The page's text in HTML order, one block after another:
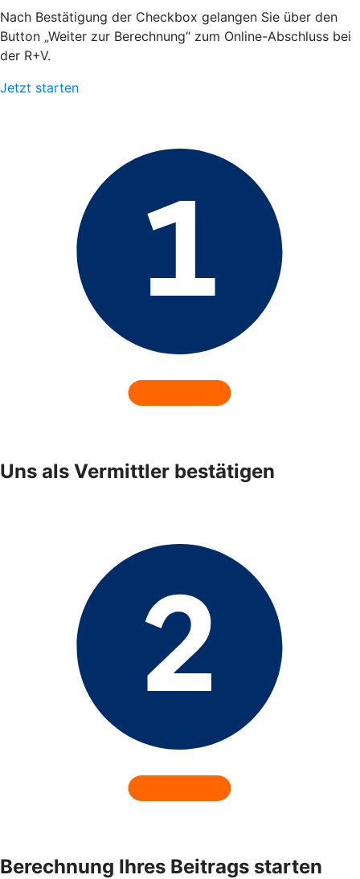
Nach Bestätigung der Checkbox gelangen Sie über den
Button „Weiter zur Berechnung“ zum Online-Abschluss bei
der R+V.
Jetzt starten
Uns als Vermittler bestätigen
Berechnung Ihres Beitrags starten